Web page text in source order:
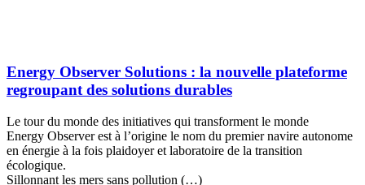
Energy Observer Solutions : la nouvelle plateforme
regroupant des solutions durables
Le tour du monde des initiatives qui transforment le monde
Energy Observer est à l’origine le nom du premier navire autonome
en énergie à la fois plaidoyer et laboratoire de la transition
écologique.
Sillonnant les mers sans pollution (…)